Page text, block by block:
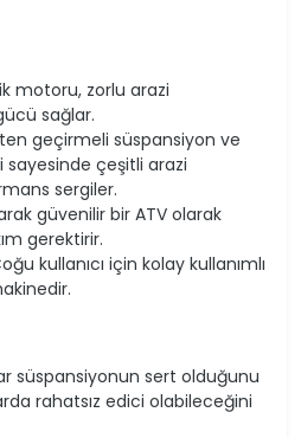
motoru, zorlu arazi
sağlar.
geçirmeli süspansiyon ve
sayesinde çeşitli arazi
sergiler.
güvenilir bir ATV olarak
gerektirir.
kullanıcı için kolay kullanımlı
süspansiyonun sert olduğunu
rahatsız edici olabileceğini